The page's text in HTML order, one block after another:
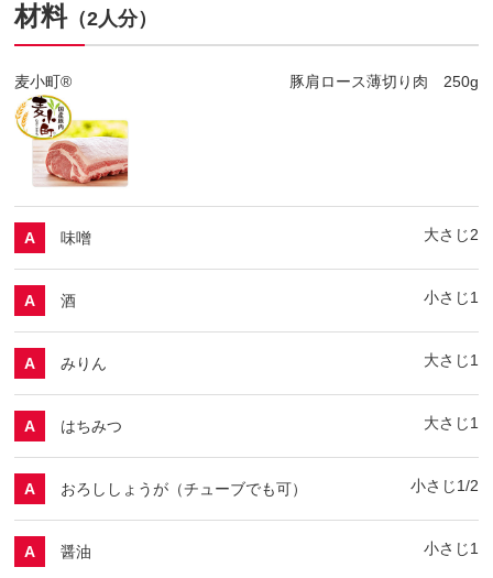
材料（2人分）
麦小町® 豚肩ロース薄切り肉 250g
A 味噌 大さじ2
A 酒 小さじ1
A みりん 大さじ1
A はちみつ 大さじ1
A おろししょうが（チューブでも可） 小さじ1/2
A 醤油 小さじ1